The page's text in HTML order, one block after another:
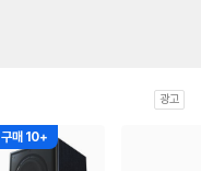
광고
구매 10+